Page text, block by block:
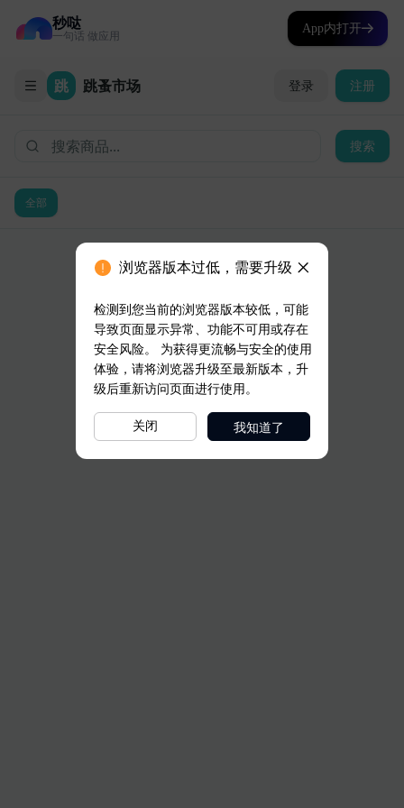
秒哒
一句话 做应用
App内打开
浏览器版本过低，需要升级
检测到您当前的浏览器版本较低，可能
导致页面显示异常、功能不可用或存在
安全风险。 为获得更流畅与安全的使用
体验，请将浏览器升级至最新版本，升
级后重新访问页面进行使用。
关闭 我知道了